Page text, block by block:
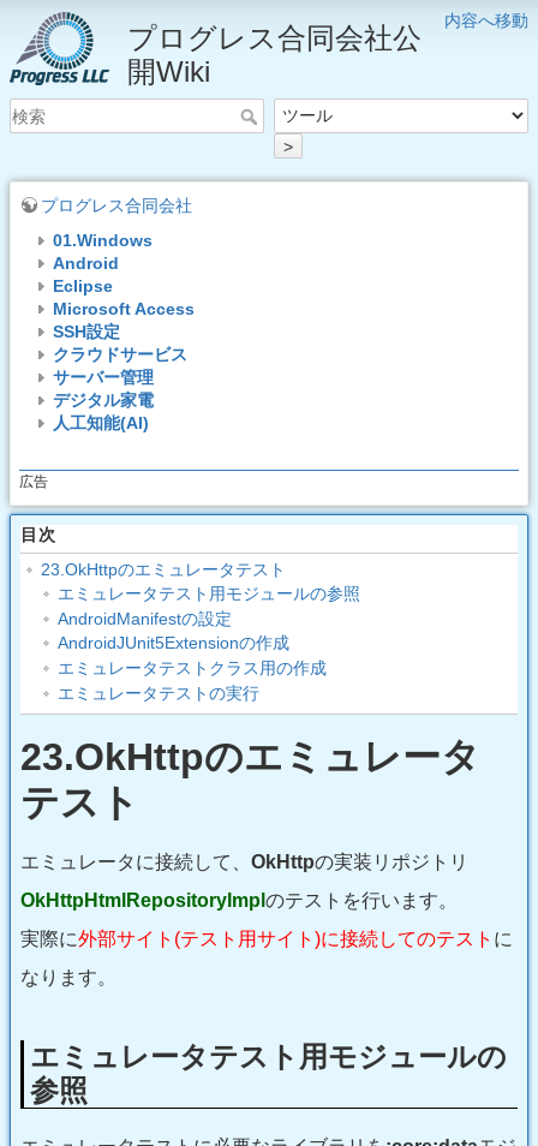
内容へ移動
プログレス合同会社公
開Wiki
>
プログレス合同会社
01.Windows
Android
Eclipse
Microsoft Access
SSH設定
クラウドサービス
サーバー管理
デジタル家電
人工知能(AI)
広告
目次
23.OkHttpのエミュレータテスト
エミュレータテスト用モジュールの参照
AndroidManifestの設定
AndroidJUnit5Extensionの作成
エミュレータテストクラス用の作成
エミュレータテストの実行
23.OkHttpのエミュレータ
テスト
エミュレータに接続して、 OkHttpの実装リポジトリ
OkHttpHtmlRepositoryImpl のテストを行います。
実際に外部サイト(テスト用サイト)に接続してのテスト に
なります。
エミュレータテスト用モジュールの
参照